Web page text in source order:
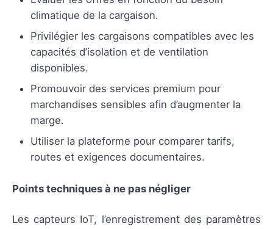
climatique de la cargaison.
Privilégier les cargaisons compatibles avec les
capacités d’isolation et de ventilation
disponibles.
Promouvoir des services premium pour
marchandises sensibles afin d’augmenter la
marge.
Utiliser la plateforme pour comparer tarifs,
routes et exigences documentaires.
Points techniques à ne pas négliger
Les capteurs IoT, l’enregistrement des paramètres